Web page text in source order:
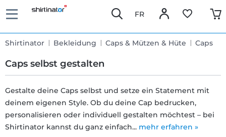
FR
Shirtinator Bekleidung Caps & Mützen & Hüte Caps
Caps selbst gestalten
Schnelle
Lieferung
Gestalte deine Caps selbst und setze ein Statement mit
deinem eigenen Style. Ob du deine Cap bedrucken,
personalisieren oder individuell gestalten möchtest – bei
Shirtinator kannst du ganz einfach... mehr erfahren »